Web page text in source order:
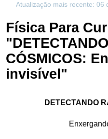
Atualização mais recente: 06
Física Para
CÓSMICOS:
invisível"
DETECTANDO